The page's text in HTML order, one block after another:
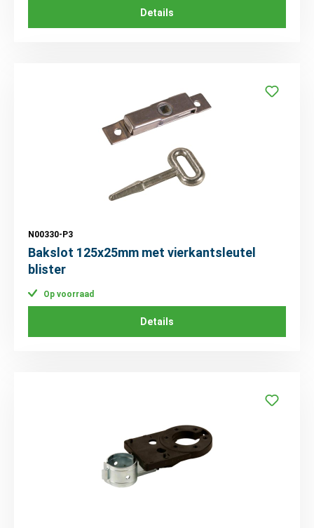
Details
N00330-P3
Bakslot 125x25mm met vierkantsleutel
blister
Op voorraad
Details